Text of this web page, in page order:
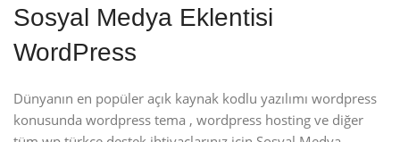
Sosyal Medya Eklentisi
WordPress
Dünyanın en popüler açık kaynak kodlu yazılımı wordpress
konusunda wordpress tema , wordpress hosting ve diğer